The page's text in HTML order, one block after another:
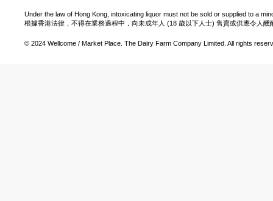
Under the law of Hong Kong, intoxicating liquor must not be sold or supplied to a
根據香港法律，不得在業務過程中，向未成年人 (18 歲以下人士) 售賣或供應令人醺
© 2024 Wellcome / Market Place. The Dairy Farm Company Limited. All rights